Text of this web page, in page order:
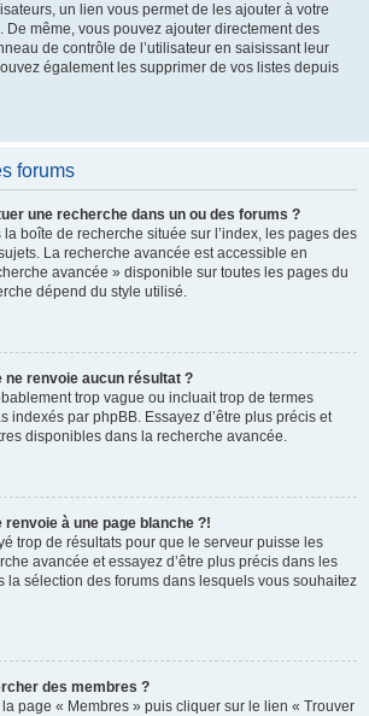
un lien vous permet de les ajouter à votre
De même, vous pouvez ajouter directement des
de contrôle de l’utilisateur en saisissant leur
également les supprimer de vos listes depuis
forums
une recherche dans un ou des forums ?
boîte de recherche située sur l’index, les pages des
La recherche avancée est accessible en
avancée » disponible sur toutes les pages du
dépend du style utilisé.
ne renvoie aucun résultat ?
trop vague ou incluait trop de termes
indexés par phpBB. Essayez d’être plus précis et
disponibles dans la recherche avancée.
à une page blanche ?!
trop de résultats pour que le serveur puisse les
avancée et essayez d’être plus précis dans les
la sélection des forums dans lesquels vous souhaitez
des membres ?
page « Membres » puis cliquer sur le lien « Trouver